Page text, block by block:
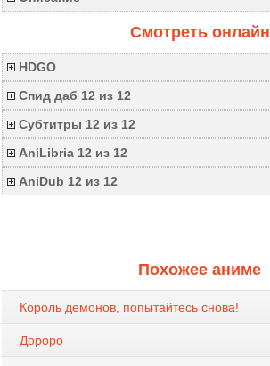
Смотреть онлайн
HDGO
Спид даб 12 из 12
Субтитры 12 из 12
AniLibria 12 из 12
AniDub 12 из 12
Похожее аниме
Король демонов, попытайтесь снова!
Дороро